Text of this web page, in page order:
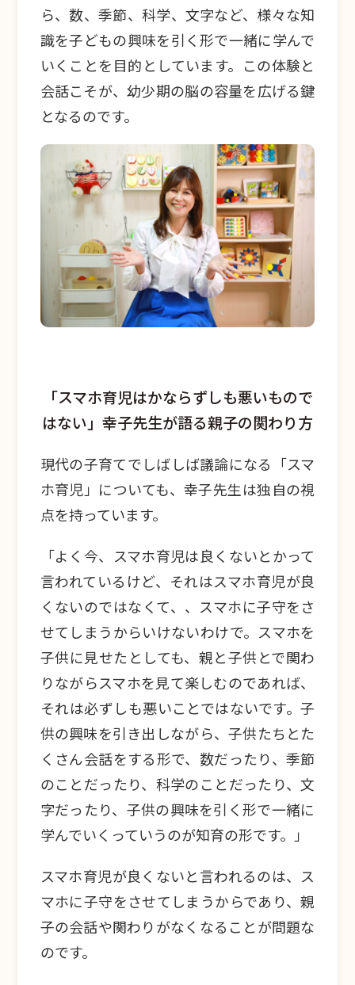
ら、数、季節、科学、文字など、様々な知
識を子どもの興味を引く形で一緒に学んで
いくことを目的としています。この体験と
会話こそが、幼少期の脳の容量を広げる鍵
となるのです。
「スマホ育児はかならずしも悪いもので
はない」幸子先生が語る親子の関わり方
現代の子育てでしばしば議論になる「スマ
ホ育児」についても、幸子先生は独自の視
点を持っています。
「よく今、スマホ育児は良くないとかって
言われているけど、それはスマホ育児が良
くないのではなくて、、スマホに子守をさ
せてしまうからいけないわけで。スマホを
子供に見せたとしても、親と子供とで関わ
りながらスマホを見て楽しむのであれば、
それは必ずしも悪いことではないです。子
供の興味を引き出しながら、子供たちとた
くさん会話をする形で、数だったり、季節
のことだったり、科学のことだったり、文
字だったり、子供の興味を引く形で一緒に
学んでいくっていうのが知育の形です。」
スマホ育児が良くないと言われるのは、ス
マホに子守をさせてしまうからであり、親
子の会話や関わりがなくなることが問題な
のです。